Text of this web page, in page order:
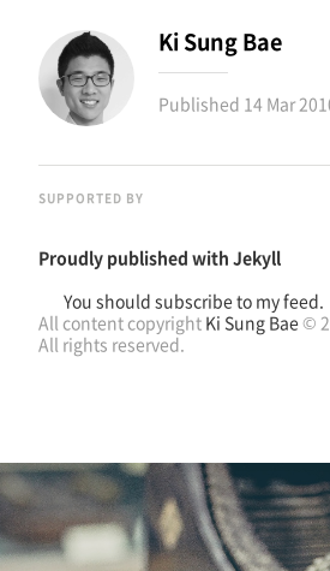
Ki Sung Bae
Published 14 Mar
SUPPORTED BY
Proudly published with Jekyll
You should subscribe to my feed.
All content copyright Ki Sung Bae©
All rights reserved.